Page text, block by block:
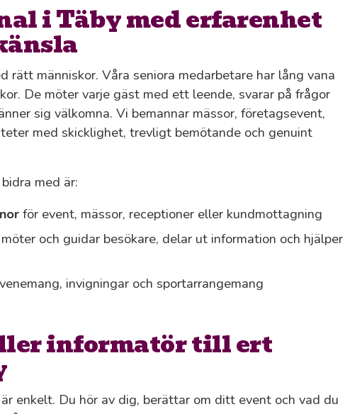
i Täby med erfarenhet
rätt människor. Våra seniora medarbetare har lång vana
De möter varje gäst med ett leende, svarar på frågor
sig välkomna. Vi bemannar mässor, företagsevent,
med skicklighet, trevligt bemötande och genuint
med är:
för event, mässor, receptioner eller kundmottagning
och guidar besökare, delar ut information och hjälper
invigningar och sportarrangemang
informatör till ert
enkelt. Du hör av dig, berättar om ditt event och vad du